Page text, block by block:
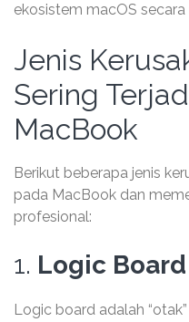
ekosistem macOS
Jenis
Sering
MacBook
Berikut beberapa jenis
pada MacBook dan
profesional:
1. Logic
Logic board adalah